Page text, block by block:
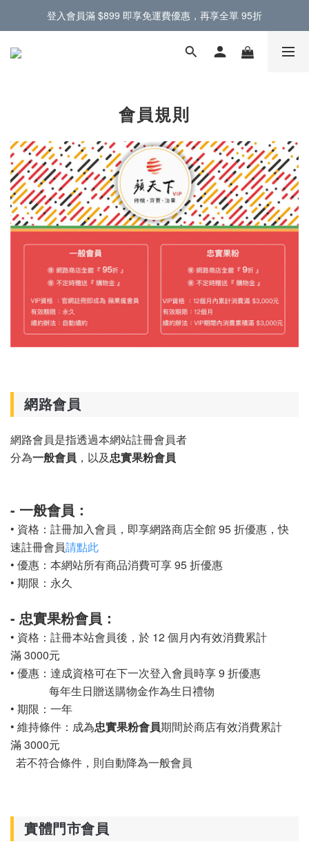
門市提供蘋果原廠零件，電池螢幕現場更換 🔋
登入會員滿 $899 即享免運費優惠，再享全單 95折
會員規則
網路會員
網路會員是指透過本網站註冊會員者
分為一般會員 ，以及忠實果粉會員
- 一般會員：
• 資格：註冊加入會員，即享網路商店全館 95 折優惠，快
速註冊會員請點此
• 優惠： 本網站所有商品消費可享 95 折優惠
• 期限：永久
- 忠實果粉會員：
• 資格： 註冊本站會員後，於 12 個月內有效消費累計
滿 3000元
• 優惠： 達成資格可在下一次登入會員時享 9 折優惠
每年生日贈送購物金作為生日禮物
• 期限：一年
• 維持條件：成為忠實果粉會員期間於商店有效消費累計
滿 3000元
若不符合條件，則自動降為一般會員
實體門市會員